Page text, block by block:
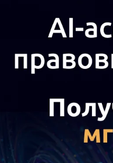
174
Инструкции N
ранее
материальных
такжеписьмо
к учету объекта
53
Инструкции N 174н.
суммы вложений в